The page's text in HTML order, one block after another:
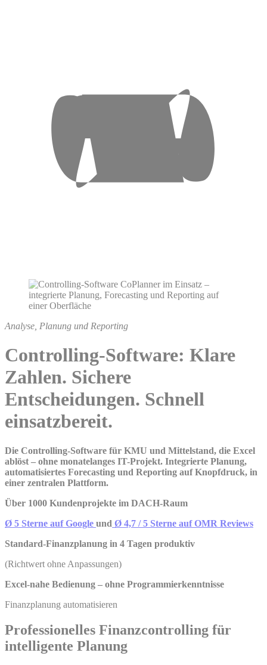
Analyse, Planung und Reporting
Controlling-Software: Klare
Zahlen. Sichere
Entscheidungen. Schnell
einsatzbereit.
Die Controlling-Software für KMU und Mittelstand, die Excel
ablöst – ohne monatelanges IT-Projekt. Integrierte Planung,
automatisiertes Forecasting und Reporting auf Knopfdruck, in
einer zentralen Plattform.
Über 1000 Kundenprojekte im DACH-Raum
Ø 5 Sterne auf Google und Ø 4,7 / 5 Sterne auf OMR Reviews
Standard-Finanzplanung in 4 Tagen produktiv
(Richtwert ohne Anpassungen)
Excel-nahe Bedienung – ohne Programmierkenntnisse
Finanzplanung automatisieren
Professionelles Finanzcontrolling für
intelligente Planung